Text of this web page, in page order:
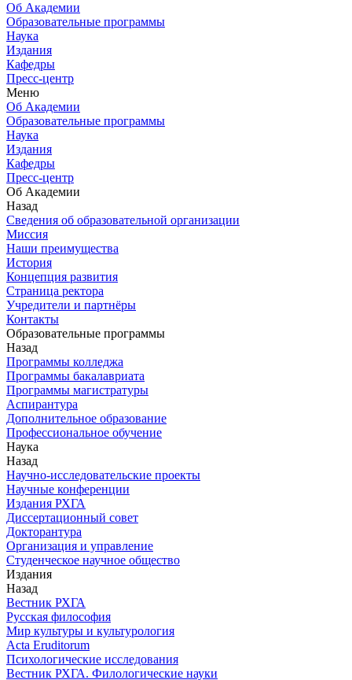
Об Академии
Образовательные программы
Наука
Издания
Кафедры
Пресс-центр
Меню
Об Академии
Образовательные программы
Наука
Издания
Кафедры
Пресс-центр
Об Академии
Назад
Сведения об образовательной организации
Миссия
Наши преимущества
История
Концепция развития
Страница ректора
Учредители и партнёры
Контакты
Образовательные программы
Назад
Программы колледжа
Программы бакалавриата
Программы магистратуры
Аспирантура
Дополнительное образование
Профессиональное обучение
Наука
Назад
Научно-исследовательские проекты
Научные конференции
Издания РХГА
Диссертационный совет
Докторантура
Организация и управление
Студенческое научное общество
Издания
Назад
Вестник РХГА
Русская философия
Мир культуры и культурология
Acta Eruditorum
Психологические исследования
Вестник РХГА. Филологические науки